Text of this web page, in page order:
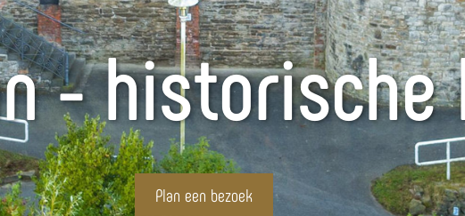
- historische
Plan een bezoek